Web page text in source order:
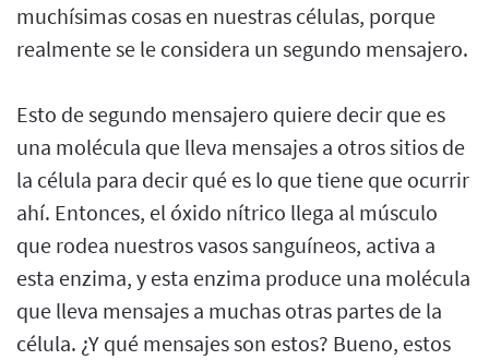
muchísimas cosas en nuestras células, porque
realmente se le considera un segundo mensajero.
Esto de segundo mensajero quiere decir que es
una molécula que lleva mensajes a otros sitios de
la célula para decir qué es lo que tiene que ocurrir
ahí. Entonces, el óxido nítrico llega al músculo
que rodea nuestros vasos sanguíneos, activa a
esta enzima, y esta enzima produce una molécula
que lleva mensajes a muchas otras partes de la
célula. ¿Y qué mensajes son estos? Bueno, estos